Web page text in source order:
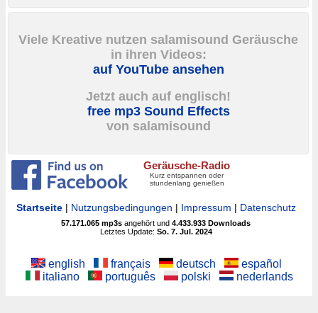
Viele Kreative nutzen salamisound Geräusche
in ihren Videos:
auf YouTube ansehen
Jetzt auch auf englisch!
free mp3 Sound Effects
von salamisound
Geräusche-Radio
Kurz entspannen oder
stundenlang genießen
Startseite| Nutzungsbedingungen | Impressum | Datenschutz
57.171.065 mp3s angehört und4.433.933 Downloads
Letztes Update: So. 7. Jul. 2024
english français deutsch
español
italiano
português polski nederlands